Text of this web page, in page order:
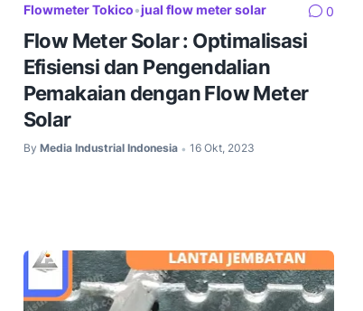
Flowmeter Tokico•jual flow meter solar 0
Flow Meter Solar : Optimalisasi
Efisiensi dan Pengendalian
Pemakaian dengan Flow Meter
Solar
By Media Industrial Indonesia • 16 Okt, 2023